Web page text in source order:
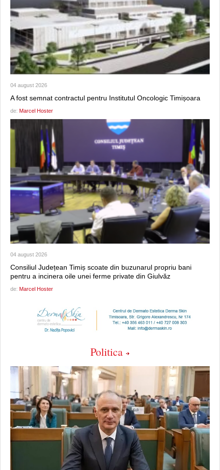
04 august 2026
A fost semnat contractul pentru Institutul Oncologic Timișoara
de: Marcel Hoster
04 august 2026
Consiliul Județean Timiș scoate din buzunarul propriu bani
pentru a incinera oile unei ferme private din Giulvăz
de: Marcel Hoster
Politica